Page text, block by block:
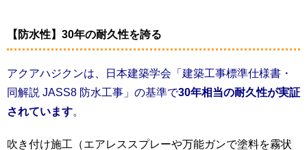
【防水性】30年の耐久性を誇る
アクアハジクンは、日本建築学会「建築工事標準仕様書・
同解説 JASS8 防水工事」の基準で30年相当の耐久性が実証
されています。
吹き付け施工（エアレススプレーや万能ガンで塗料を霧状